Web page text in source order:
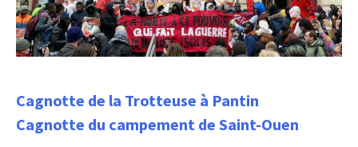
Cagnotte de la Trotteuse à Pantin
Cagnotte du campement de Saint-Ouen